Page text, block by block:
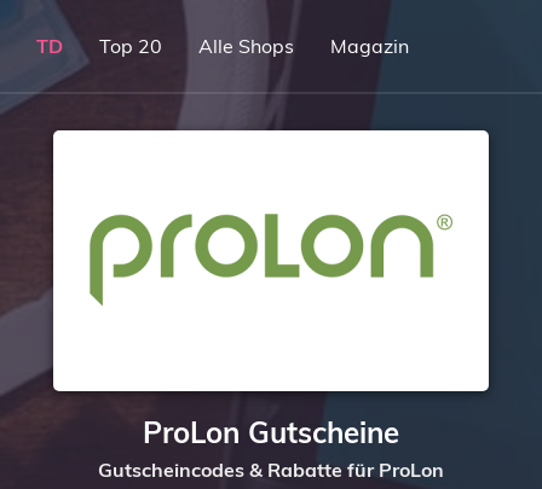
TD Top 20 Alle Shops Magazin
ProLon Gutscheine
Gutscheincodes & Rabatte für ProLon